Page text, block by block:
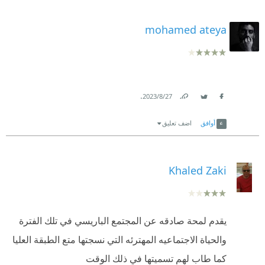
mohamed ateya
27‏/8‏/2023
.
أوافق اضف تعليق
Khaled Zaki
يقدم لمحة صادقه عن المجتمع الباريسي في تلك الفترة
والحياة الاجتماعيه المهترئه التي نسجتها متع الطبقة العليا
كما طاب لهم تسميتها في ذلك الوقت